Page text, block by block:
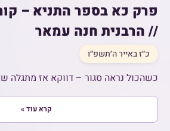
פרק כא בספר התניא –
// הרבנית חנה עמאר
כ״ז באייר ה׳תשפ״ו
כשהכול נראה סגור – דווקא אז מתגלה
קרא עוד »